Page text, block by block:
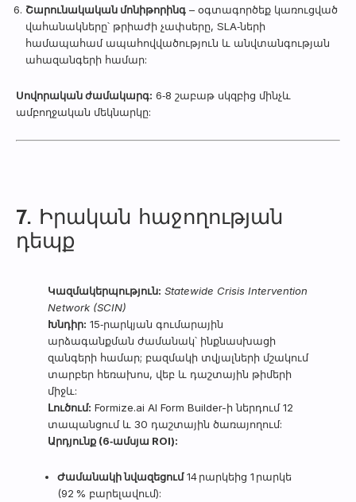
Շարունակական մոնիթորինգ – օգտագործեք կառուցված
վահանակները՝ թրիաժի չափսերը, SLA‑ների
համապահամ ապահովվածություն և անվտանգության
ահազանգերի համար:
Սովորական ժամակարգ: 6‑8 շաբաթ սկզբից մինչև
ամբողջական մեկնարկը:
7. Իրական հաջողության
դեպք
Կազմակերպություն: Statewide Crisis Intervention
Network (SCIN)
Խնդիր: 15‑րարկյան գումարային
արձագանքման ժամանակ՝ ինքնասխացի
զանգերի համար; բազմակի տվյալների մշակում
տարբեր հեռախոս, վեբ և դաշտային թիմերի
միջև:
Լուծում: Formize.ai AI Form Builder-ի ներդում 12
տապանցում և 30 դաշտային ծառայողում:
Արդյունք (6‑ամսյա ROI):
Ժամանակի նվազեցում14 րարկեից 1 րարկե
(92 % բարելավում):